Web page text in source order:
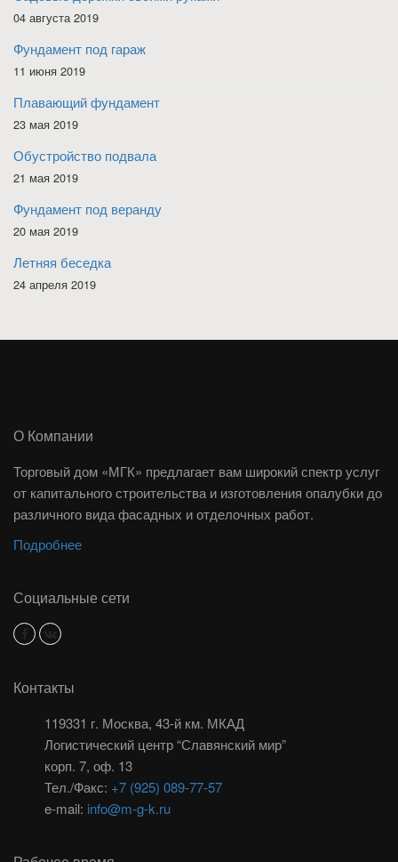
04 августа 2019
Фундамент под гараж
11 июня 2019
Плавающий фундамент
23 мая 2019
Обустройство подвала
21 мая 2019
Фундамент под веранду
20 мая 2019
Летняя беседка
24 апреля 2019
О Компании
Торговый дом «МГК» предлагает вам широкий спектр услуг
от капитального строительства и изготовления опалубки до
различного вида фасадных и отделочных работ.
Подробнее
Социальные сети
Контакты
119331 г. Москва, 43-й км. МКАД
Логистический центр “Славянский мир”
корп. 7, оф. 13
Тел./Факс: +7 (925) 089-77-57
e-mail: info@m-g-k.ru